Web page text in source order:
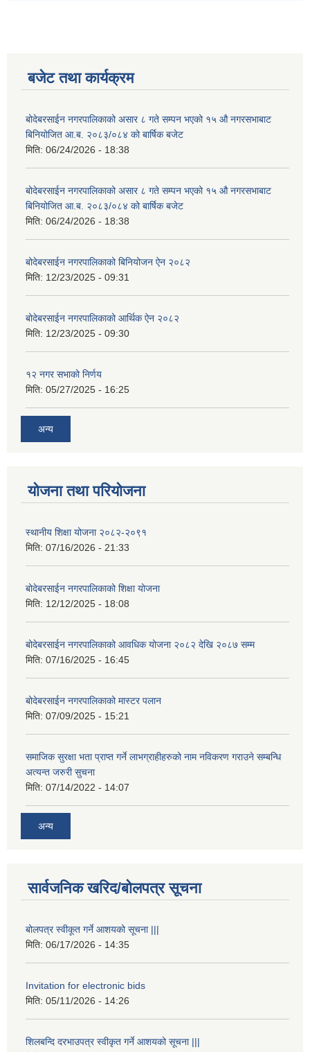
बजेट तथा कार्यक्रम
बोदेबरसाईन नगरपालिकाको असार ८ गते सम्पन भएको १५ ‍‍‍औ नगरसभाबाट
बिनियोजित आ.ब. २०८३/०८४ को बार्षिक बजेट
मिति: 06/24/2026 - 18:38
बोदेबरसाईन नगरपालिकाको असार ८ गते सम्पन भएको १५ ‍‍‍औ नगरसभाबाट
बिनियोजित आ.ब. २०८३/०८४ को बार्षिक बजेट
मिति: 06/24/2026 - 18:38
बोदेबरसाईन नगरपालिकाको बिनियोजन ऐन २०८२
मिति: 12/23/2025 - 09:31
बोदेबरसाईन नगरपालिकाको आर्थिक ऐन २०८२
मिति: 12/23/2025 - 09:30
१२ नगर सभाको निर्णय
मिति: 05/27/2025 - 16:25
अन्य
योजना तथा परियोजना
स्थानीय शिक्षा योजना २०८२-२०९१
मिति: 07/16/2026 - 21:33
बोदेबरसाईन नगरपालिकाको शिक्षा योजना
मिति: 12/12/2025 - 18:08
बोदेबरसाईन नगरपालिकाको आवधिक योजना २०८२ देखि २०८७ सम्म
मिति: 07/16/2025 - 16:45
बोदेबरसाईन नगरपालिकाको मास्टर पलान
मिति: 07/09/2025 - 15:21
समाजिक सुरक्षा भता प्राप्त गर्ने लाभग्राहीहरुको नाम नविकरण गराउने सम्बन्धि
अत्यन्त जरुरी सुचना
मिति: 07/14/2022 - 14:07
अन्य
सार्वजनिक खरिद/बोलपत्र सूचना
बोलपत्र स्वीकूत गर्ने आशयको सूचना |||
मिति: 06/17/2026 - 14:35
Invitation for electronic bids
मिति: 05/11/2026 - 14:26
शिलबन्दि दरभाउपत्र स्वीकृत गर्ने आशयको सूचना |||